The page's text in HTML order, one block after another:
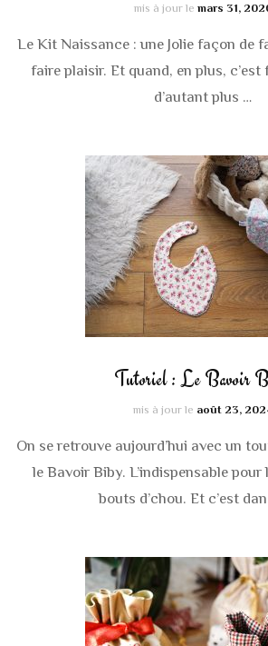
mis à jour le mars 31,
Le Kit Naissance : une Jolie façon de
faire plaisir. Et quand, en plus, c’est
d’autant plus …
Tutoriel : Le Bavoir
mis à jour le août 23,
On se retrouve aujourd’hui avec un
le Bavoir Biby. L’indispensable pour
bouts d’chou. Et c’est